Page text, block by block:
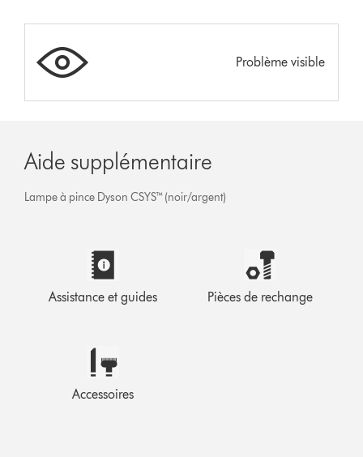
Problème visible
Aide supplémentaire
Lampe à pince Dyson CSYS™ (noir/argent)
Assistance et guides Pièces de rechange
Accessoires